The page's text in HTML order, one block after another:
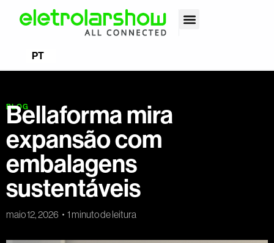
PT
ES
BLOG
Bellaforma mira
expansão com
embalagens
sustentáveis
maio 12, 2026 1 minuto de leitura